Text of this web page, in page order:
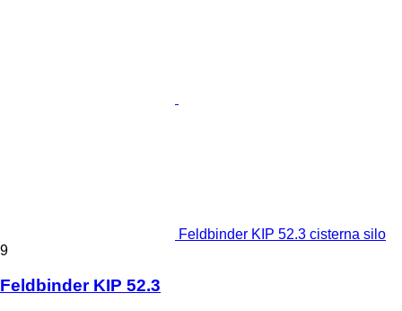
Feldbinder KIP 52.3 cisterna silo
9
Feldbinder KIP 52.3